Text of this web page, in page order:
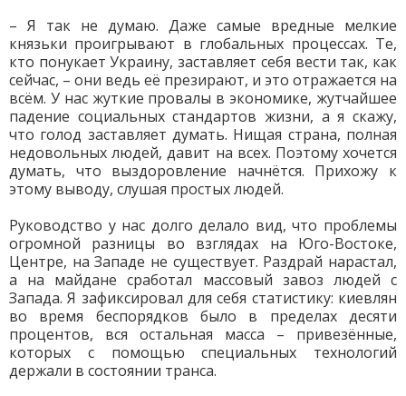
– Я так не думаю. Даже самые вредные мелкие
князьки проигрывают в глобальных процессах. Те,
кто понукает Украину, заставляет себя вести так, как
сейчас, – они ведь её презирают, и это отражается на
всём. У нас жуткие провалы в экономике, жутчайшее
падение социальных стандартов жизни, а я скажу,
что голод заставляет думать. Нищая страна, полная
недовольных людей, давит на всех. Поэтому хочется
думать, что выздоровление начнётся. Прихожу к
этому выводу, слушая простых людей.
Руководство у нас долго делало вид, что проблемы
огромной разницы во взглядах на Юго-Востоке,
Центре, на Западе не существует. Раздрай нарастал,
а на майдане сработал массовый завоз людей с
Запада. Я зафиксировал для себя статистику: киевлян
во время беспорядков было в пределах десяти
процентов, вся остальная масса – привезённые,
которых с помощью специальных технологий
держали в состоянии транса.